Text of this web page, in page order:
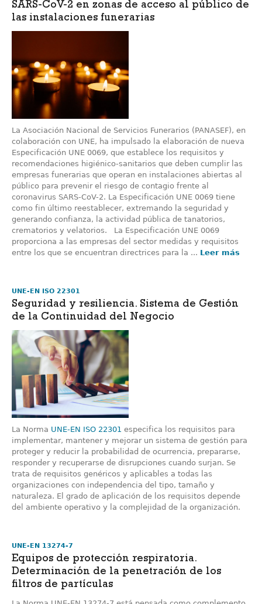
SARS-CoV-2 en zonas de acceso al público de
las instalaciones funerarias
La Asociación Nacional de Servicios Funerarios (PANASEF), en
colaboración con UNE, ha impulsado la elaboración de nueva
Especificación UNE 0069, que establece los requisitos y
recomendaciones higiénico-sanitarios que deben cumplir las
empresas funerarias que operan en instalaciones abiertas al
público para prevenir el riesgo de contagio frente al
coronavirus SARS-CoV-2. La Especificación UNE 0069 tiene
como fin último reestablecer, extremando la seguridad y
generando confianza, la actividad pública de tanatorios,
crematorios y velatorios. La Especificación UNE 0069
proporciona a las empresas del sector medidas y requisitos
entre los que se encuentran directrices para la ... Leer más
UNE-EN ISO 22301
Seguridad y resiliencia. Sistema de Gestión
de la Continuidad del Negocio
La Norma UNE-EN ISO 22301 especifica los requisitos para
implementar, mantener y mejorar un sistema de gestión para
proteger y reducir la probabilidad de ocurrencia, prepararse,
responder y recuperarse de disrupciones cuando surjan. Se
trata de requisitos genéricos y aplicables a todas las
organizaciones con independencia del tipo, tamaño y
naturaleza. El grado de aplicación de los requisitos depende
del ambiente operativo y la complejidad de la organización.
UNE-EN 13274-7
Equipos de protección respiratoria.
Determinación de la penetración de los
filtros de partículas